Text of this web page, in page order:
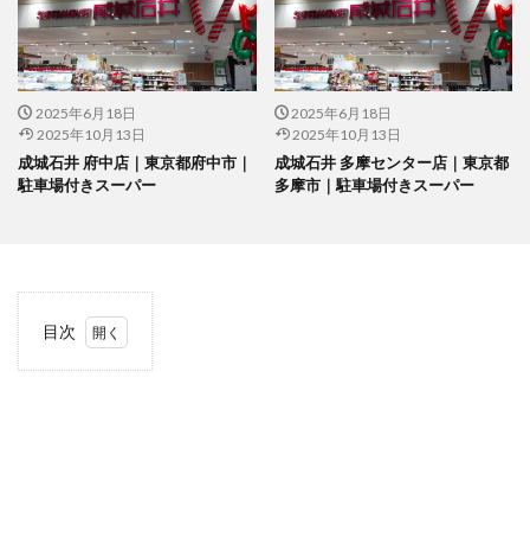
2025年6月18日
2025年10月13日
成城石井 府中店｜東京都府中市｜
駐車場付きスーパー
2025年6月18日
2025年10月13日
成城石井 多摩センター店｜東京都
多摩市｜駐車場付きスーパー
目次